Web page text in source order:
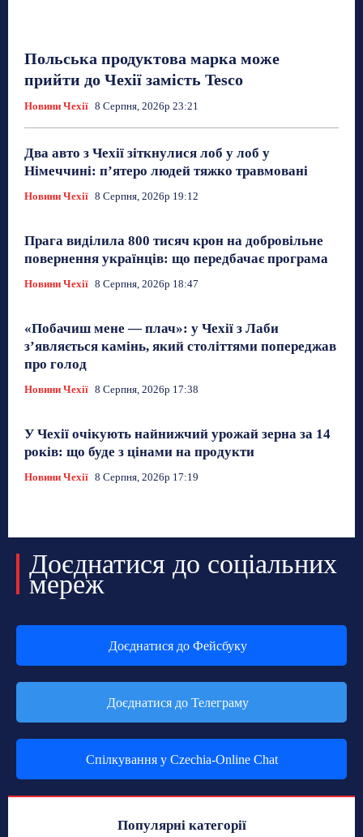
Польська продуктова марка може
прийти до Чехії замість Tesco
Новини Чехії 8 Серпня, 2026р 23:21
Два авто з Чехії зіткнулися лоб у лоб у
Німеччині: п’ятеро людей тяжко травмовані
Новини Чехії 8 Серпня, 2026р 19:12
Прага виділила 800 тисяч крон на добровільне
повернення українців: що передбачає програма
Новини Чехії 8 Серпня, 2026р 18:47
«Побачиш мене — плач»: у Чехії з Лаби
з’являється камінь, який століттями попереджав
про голод
Новини Чехії 8 Серпня, 2026р 17:38
У Чехії очікують найнижчий урожай зерна за 14
років: що буде з цінами на продукти
Новини Чехії 8 Серпня, 2026р 17:19
Доєднатися до соціальних
мереж
Доєднатися до Фейсбуку
Доєднатися до Телеграму
Спілкування у Czechia-Online Chat
Популярні категорії